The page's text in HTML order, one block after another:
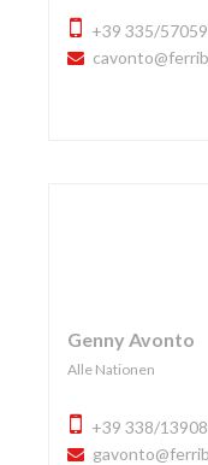
+39 335/
Genny Avonto
Alle Nationen
+39 338/